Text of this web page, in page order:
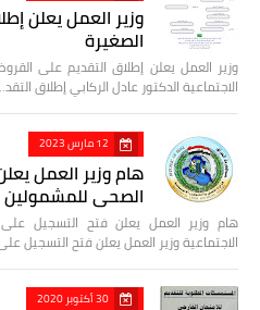
وزير العمل يعلن
الصغيرة
وزير العمل يعلن إطلاق التقديم على
الاجتماعية الدكتور عادل الركابي إطلاق
12 مارس 2023
هام وزير العمل
الصحي للمشمولين
هام وزير العمل يعلن فتح التسجيل
الاجتماعية وزير العمل يعلن فتح التسجيل
30 أكتوبر 2020